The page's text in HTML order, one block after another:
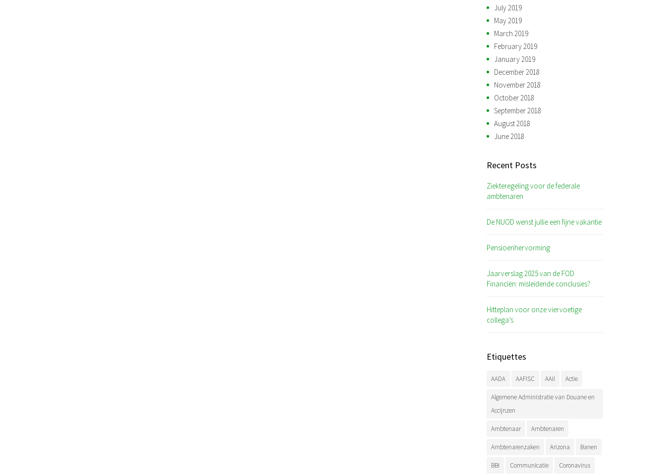
July 2019
May 2019
March 2019
February 2019
January 2019
December 2018
November 2018
October 2018
September 2018
August 2018
June 2018
Recent Posts
Ziekteregeling voor de federale
ambtenaren
De NUOD wenst jullie een fijne vakantie
Pensioenhervorming
Jaarverslag 2025 van de FOD
Financiën: misleidende conclusies?
Hitteplan voor onze viervoetige
collega’s
Etiquettes
AADA AAFISC AAII Actie
Algemene Administratie van Douane en
Accijnzen
Ambtenaar Ambtenaren
Ambtenarenzaken Arizona Banen
BBI Communicatie Coronavirus